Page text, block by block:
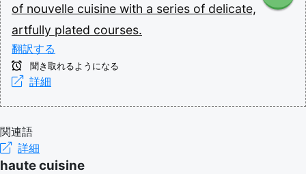
of nouvelle cuisine with a series of delicate,
artfully plated courses.
翻訳する
聞き取れるようになる
詳細
関連語
詳細
haute cuisine